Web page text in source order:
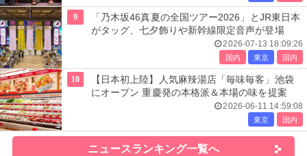
9
「乃木坂46真夏の全国ツアー2026」とJR東日本
がタッグ、七夕飾りや新幹線限定音声が登場
2026-07-13 18:09:26
国内 東京 国内
10
【日本初上陸】人気麻辣湯店「毎味毎客」池袋
にオープン 重慶発の本格派＆本場の味を提案
2026-06-11 14:59:08
東京 国内
ニュースランキング一覧へ